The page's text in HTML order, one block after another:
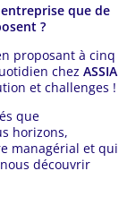
que de
?
proposant à cinq
chez ASSIA
et challenges !
que
horizons,
managérial et qui
découvrir